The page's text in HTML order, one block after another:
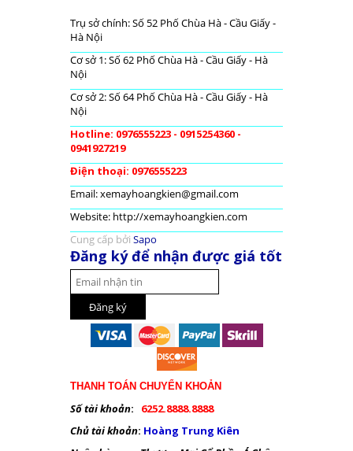
Trụ sở chính: Số 52 Phố Chùa Hà - Cầu Giấy -
Hà Nội
Cơ sở 1: Số 62 Phố Chùa Hà - Cầu Giấy - Hà
Nội
Cơ sở 2: Số 64 Phố Chùa Hà - Cầu Giấy - Hà
Nội
Hotline: 0976555223 - 0915254360 -
0941927219
Điện thoại: 0976555223
Email: xemayhoangkien@gmail.com
Website: http://xemayhoangkien.com
Cung cấp bởi Sapo
Đăng ký để nhận được giá tốt
THANH TOÁN CHUYỂN KHOẢN
Số tài khoản:
6252.8888.8888
Chủ tài khoản: Hoàng Trung Kiên